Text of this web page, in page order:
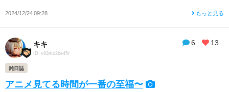
2024/12/24 09:28 もっと見る
6 13
キキ
ID: v93rkz2be45r
雑日誌
アニメ見てる時間が一番の至福〜